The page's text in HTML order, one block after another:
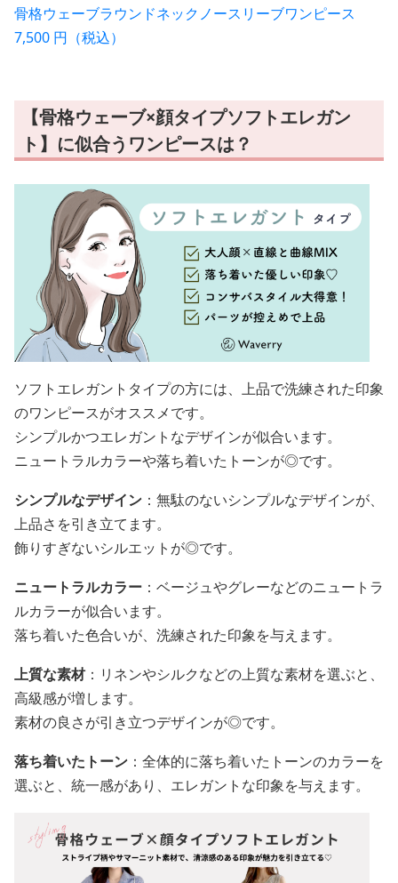
骨格ウェーブラウンドネックノースリーブワンピース
7,500 円（税込）
【骨格ウェーブ×顔タイプソフトエレガン
ト】に似合うワンピースは？
ソフトエレガントタイプの方には、上品で洗練された印象
のワンピースがオススメです。
シンプルかつエレガントなデザインが似合います。
ニュートラルカラーや落ち着いたトーンが◎です。
シンプルなデザイン ：無駄のないシンプルなデザインが、
上品さを引き立てます。
飾りすぎないシルエットが◎です。
ニュートラルカラー ：ベージュやグレーなどのニュートラ
ルカラーが似合います。
落ち着いた色合いが、洗練された印象を与えます。
上質な素材：リネンやシルクなどの上質な素材を選ぶと、
高級感が増します。
素材の良さが引き立つデザインが◎です。
落ち着いたトーン ：全体的に落ち着いたトーンのカラーを
選ぶと、統一感があり、エレガントな印象を与えます。